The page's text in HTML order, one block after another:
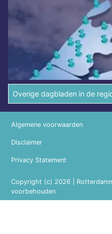
Overige dagbladen in de
Copyright (c) 2026 |
voorbehouden
Algemene voorwaarden
Disclaimer
Privacy Statement